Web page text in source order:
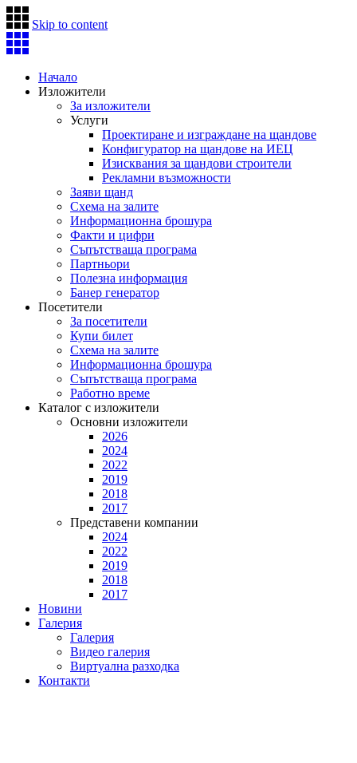
Skip to content
Начало
Изложители
За изложители
Услуги
Проектиране и изграждане на щандове
Конфигуратор на щандове на ИЕЦ
Изисквания за щандови строители
Рекламни възможности
Заяви щанд
Схема на залите
Информационна брошура
Факти и цифри
Съпътстваща програма
Партньори
Полезна информация
Банер генератор
Посетители
За посетители
Купи билет
Схема на залите
Информационна брошура
Съпътстваща програма
Работно време
Каталог с изложители
Основни изложители
2026
2024
2022
2019
2018
2017
Представени компании
2024
2022
2019
2018
2017
Новини
Галерия
Галерия
Видео галерия
Виртуална разходка
Контакти